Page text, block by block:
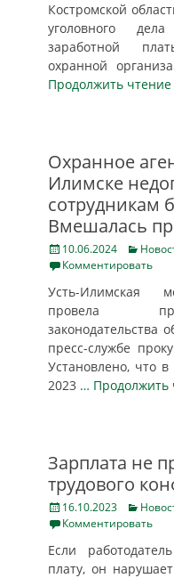
Костромской
уголовного
заработной
охранной
Продолжить
Охранное
Илимске
сотрудникам
Вмешалась
Posted
on
10.06.2024
Комментировать
Усть-Илимская
провела
законодательства
пресс-службе
Установлено, что
2023 … Продолжить
Зарплата не
трудового
Posted
on
16.10.2023
Комментировать
Если
плату, он